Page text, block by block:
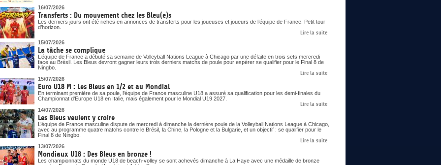
16/07/2026
Transferts : Du mouvement chez les Bleu(e)s
Les derniers jours ont été riches en annonces de transferts pour les joueuses et joueurs de l’équipe de France. Petit tour
d’horizon.
Lire la suite
15/07/2026
La tâche se complique
L’équipe de France a débuté sa semaine de Volleyball Nations League à Chicago par une défaite en trois sets mercredi
face au Brésil. Les Bleus devront gagner leurs trois derniers matchs de poule pour espérer se qualifier pour le Final 8 de
Ningbo.
Lire la suite
15/07/2026
Euro U18 M : Les Bleus en 1/2 et au Mondial
En terminant première de sa poule, l'équipe de France masculine U18 a assuré sa qualification pour les demi-finales du
Championnat d'Europe U18 en Italie, mais également pour le Mondial U19 2027.
Lire la suite
14/07/2026
Les Bleus veulent y croire
L’équipe de France masculine dispute de mercredi à dimanche la dernière poule de la Volleyball Nations League à Chicago,
avec au programme quatre matchs contre le Brésil, la Chine, la Pologne et la Bulgarie, et un objectif : se qualifier pour le
Final 8 de Ningbo.
Lire la suite
13/07/2026
Mondiaux U18 : Des Bleus en bronze !
Les championnats du monde U18 de beach-volley se sont achevés dimanche à La Haye avec une médaille de bronze